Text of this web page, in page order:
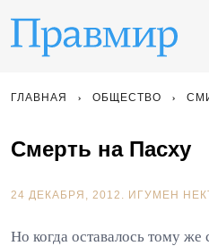
ГЛАВНАЯ ОБЩЕСТВО
Смерть на Пасху
24 ДЕКАБРЯ, 2012. ИГУМЕН
Но когда оставалось тому